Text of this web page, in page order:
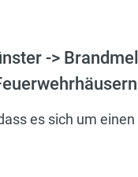
->
es sich um